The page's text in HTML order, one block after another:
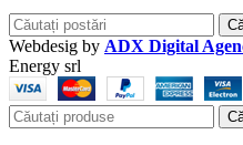
Webdesig by ADX Digital
Energy srl